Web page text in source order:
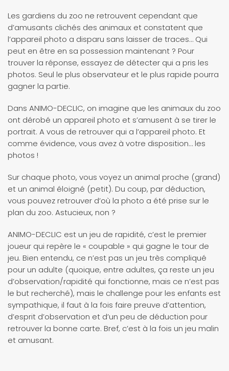
Les gardiens du zoo ne retrouvent cependant que
d’amusants clichés des animaux et constatent que
l’appareil photo a disparu sans laisser de traces… Qui
peut en être en sa possession maintenant ? Pour
trouver la réponse, essayez de détecter qui a pris les
photos. Seul le plus observateur et le plus rapide pourra
gagner la partie.
Dans ANIMO-DECLIC, on imagine que les animaux du zoo
ont dérobé un appareil photo et s’amusent à se tirer le
portrait. A vous de retrouver qui a l’appareil photo. Et
comme évidence, vous avez à votre disposition… les
photos !
Sur chaque photo, vous voyez un animal proche (grand)
et un animal éloigné (petit). Du coup, par déduction,
vous pouvez retrouver d’où la photo a été prise sur le
plan du zoo. Astucieux, non ?
ANIMO-DECLIC est un jeu de rapidité, c’est le premier
joueur qui repère le « coupable » qui gagne le tour de
jeu. Bien entendu, ce n’est pas un jeu très compliqué
pour un adulte (quoique, entre adultes, ça reste un jeu
d’observation/rapidité qui fonctionne, mais ce n’est pas
le but recherché), mais le challenge pour les enfants est
sympathique, il faut à la fois faire preuve d’attention,
d’esprit d’observation et d’un peu de déduction pour
retrouver la bonne carte. Bref, c’est à la fois un jeu malin
et amusant.